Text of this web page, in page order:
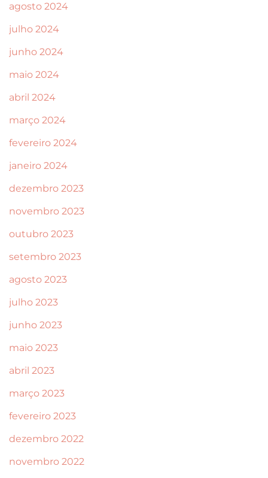
agosto 2024
julho 2024
junho 2024
maio 2024
abril 2024
março 2024
fevereiro 2024
janeiro 2024
dezembro 2023
novembro 2023
outubro 2023
setembro 2023
agosto 2023
julho 2023
junho 2023
maio 2023
abril 2023
março 2023
fevereiro 2023
dezembro 2022
novembro 2022